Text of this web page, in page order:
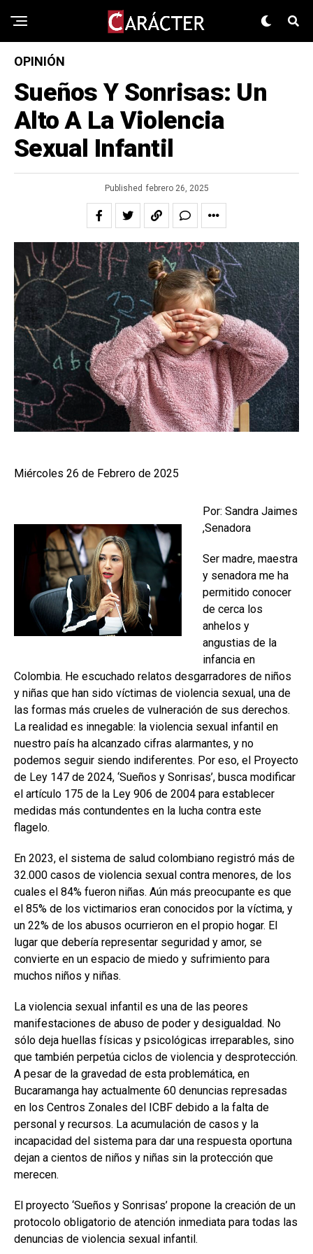
OPINIÓN
Sueños Y Sonrisas: Un
Alto A La Violencia
Sexual Infantil
Published febrero 26, 2025
Miércoles 26 de Febrero de 2025
Por: Sandra Jaimes
,Senadora
Ser madre, maestra
y senadora me ha
permitido conocer
de cerca los
anhelos y
angustias de la
infancia en
Colombia. He escuchado relatos desgarradores de niños
y niñas que han sido víctimas de violencia sexual, una de
las formas más crueles de vulneración de sus derechos.
La realidad es innegable: la violencia sexual infantil en
nuestro país ha alcanzado cifras alarmantes, y no
podemos seguir siendo indiferentes. Por eso, el Proyecto
de Ley 147 de 2024, ‘Sueños y Sonrisas’, busca modificar
el artículo 175 de la Ley 906 de 2004 para establecer
medidas más contundentes en la lucha contra este
flagelo.
En 2023, el sistema de salud colombiano registró más de
32.000 casos de violencia sexual contra menores, de los
cuales el 84% fueron niñas. Aún más preocupante es que
el 85% de los victimarios eran conocidos por la víctima, y
un 22% de los abusos ocurrieron en el propio hogar. El
lugar que debería representar seguridad y amor, se
convierte en un espacio de miedo y sufrimiento para
muchos niños y niñas.
La violencia sexual infantil es una de las peores
manifestaciones de abuso de poder y desigualdad. No
sólo deja huellas físicas y psicológicas irreparables, sino
que también perpetúa ciclos de violencia y desprotección.
A pesar de la gravedad de esta problemática, en
Bucaramanga hay actualmente 60 denuncias represadas
en los Centros Zonales del ICBF debido a la falta de
personal y recursos. La acumulación de casos y la
incapacidad del sistema para dar una respuesta oportuna
dejan a cientos de niños y niñas sin la protección que
merecen.
El proyecto ‘Sueños y Sonrisas’ propone la creación de un
protocolo obligatorio de atención inmediata para todas las
denuncias de violencia sexual infantil.